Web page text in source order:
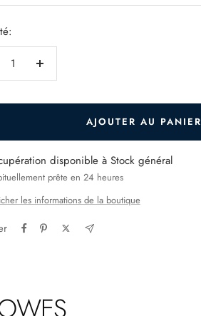
Augmenter
quantité
AJOUTER AU PANIER
disponible à Stock général
prête en 24 heures
les informations de la boutique